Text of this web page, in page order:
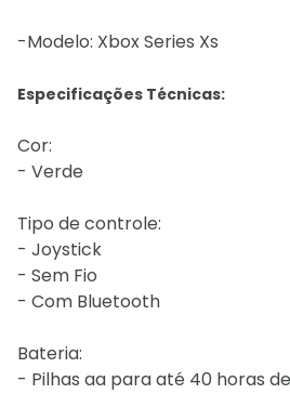
-Modelo: Xbox Series Xs
Especificações Técnicas:
Cor:
- Verde
Tipo de controle:
- Joystick
- Sem Fio
- Com Bluetooth
Bateria:
- Pilhas aa para até 40 horas